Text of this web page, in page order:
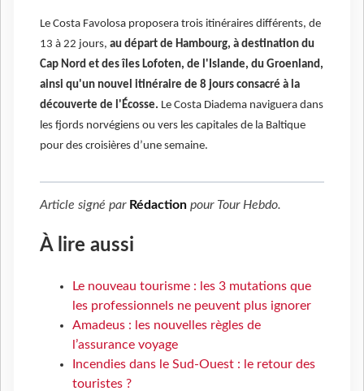
Le Costa Favolosa proposera trois itinéraires différents, de
13 à 22 jours, au départ de Hambourg, à destination du
Cap Nord et des îles Lofoten, de l'Islande, du Groenland,
ainsi qu'un nouvel itinéraire de 8 jours consacré à la
découverte de l'Écosse. Le Costa Diadema naviguera dans
les fjords norvégiens ou vers les capitales de la Baltique
pour des croisières d’une semaine.
Article signé par Rédaction pour Tour Hebdo.
À lire aussi
Le nouveau tourisme : les 3 mutations que
les professionnels ne peuvent plus ignorer
Amadeus : les nouvelles règles de
l’assurance voyage
Incendies dans le Sud-Ouest : le retour des
touristes ?